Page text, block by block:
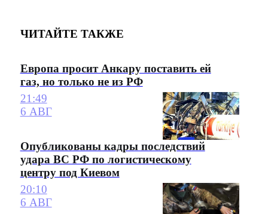
ЧИТАЙТЕ ТАКЖЕ
Европа просит Анкару поставить ей
газ, но только не из РФ
21:49
6 АВГ
Опубликованы кадры последствий
удара ВС РФ по логистическому
центру под Киевом
20:10
6 АВГ